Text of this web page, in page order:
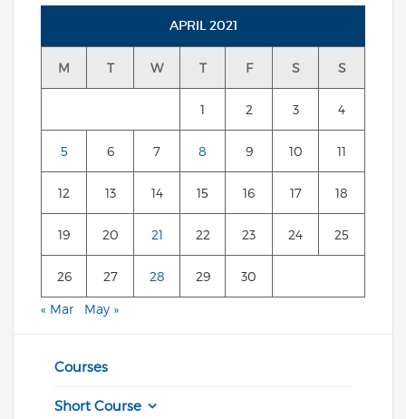
APRIL 2021
M T W T F S S
1 2 3 4
5 6 7 8 9 10 11
12 13 14 15 16 17 18
19 20 21 22 23 24 25
26 27 28 29 30
« Mar May »
Courses
Short Course